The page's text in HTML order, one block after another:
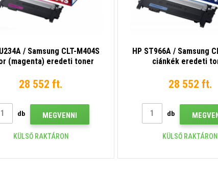
/ Samsung CLT-M404S
(magenta) eredeti toner
28 552 ft.
db MEGVENNI
KÜLSŐ RAKTÁRON
HP ST966A / Samsung
ciánkék eredeti
28 552 ft.
db
KÜLSŐ RAKTÁRON